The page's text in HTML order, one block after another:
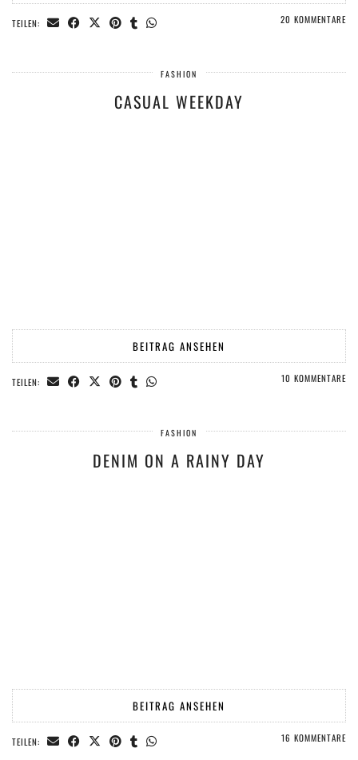
TEILEN: 20 KOMMENTARE
FASHION
CASUAL WEEKDAY
BEITRAG ANSEHEN
TEILEN: 10 KOMMENTARE
FASHION
DENIM ON A RAINY DAY
BEITRAG ANSEHEN
TEILEN: 16 KOMMENTARE